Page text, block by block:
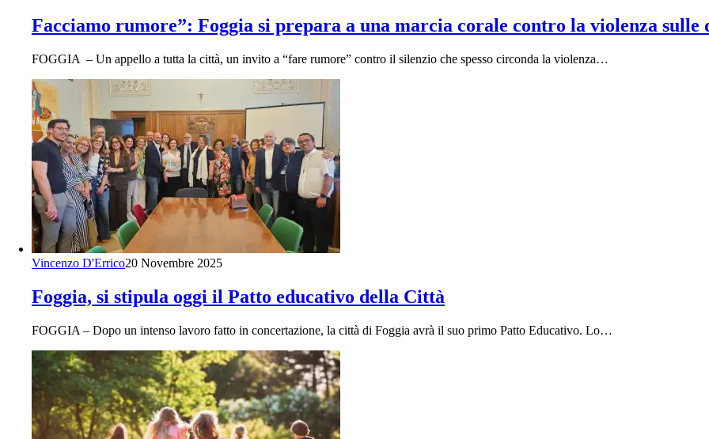
Facciamo rumore”: Foggia si prepara a una marcia corale contro la violenza sulle
FOGGIA – Un appello a tutta la città, un invito a “fare rumore” contro il silenzio che spesso circonda la violenza…
Vincenzo D'Errico20 Novembre 2025
Foggia, si stipula oggi il Patto educativo della Città
FOGGIA – Dopo un intenso lavoro fatto in concertazione, la città di Foggia avrà il suo primo Patto Educativo. Lo…